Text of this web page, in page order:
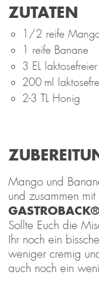
ZUTATEN
1/2 reife
1 reife Banane
3 EL
200 ml
2-3 TL Honig
Mango und
und zusammen
GASTROBACK®
Sollte Euch die
Ihr noch ein
weniger cremig
auch noch ein